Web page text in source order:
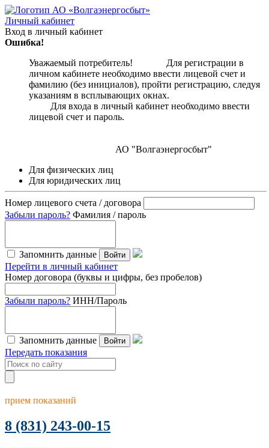
Личный кабинет
Вход в личный кабинет
Ошибка!
Уважаемый потребитель! Для регистрации в
личном кабинете необходимо ввести лицевой счет и
фамилию (без инициалов), пройти регистрацию, следуя
указаниям в всплывающих окнах.
Для входа в личный кабинет необходимо ввести
лицевой счет и пароль.
АО "Волгаэнергосбыт"
Для физических лиц
Для юридических лиц
Номер лицевого счета / договора
Забыли пароль? Фамилия / пароль
Запомнить данные Войти
Перейти в личный кабинет
Номер договора (буквы и цифры, без пробелов)
Забыли пароль? ИНН/Пароль
Запомнить данные Войти
Передать показания
прием показаний
8 (831) 243-00-15